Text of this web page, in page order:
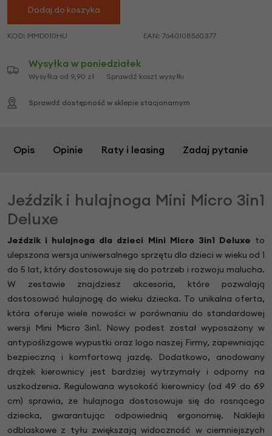
Dodaj do koszyka
KOD: MMD010HU EAN: 7640108560377
Wysyłka w poniedziałek
Wysyłka od 9,90 zł Sprawdź koszt wysyłki
Sprawdź dostępność w sklepie stacjonarnym
Opis Opinie Raty i leasing Zadaj pytanie
Jeździk i hulajnoga Mini Micro 3in1
Deluxe
Jeździk i hulajnoga dla dzieci Mini Micro 3in1 Deluxe to
ulepszona wersja uniwersalnego sprzętu dla dzieci w wieku od 1
do 5 lat, który dostosowuje się do potrzeb i rozwoju malucha.
W zestawie znajdziesz akcesoria, które pozwalają
dostosować hulajnogę do wieku dziecka. To unikalna oferta,
która oferuje wiele nowości w porównaniu do standardowej
wersji Mini Micro 3in1. Nowy podest został wyposażony w
antypoślizgowe wypustki oraz logo naszej Firmy, zapewniając
bezpieczną i komfortową jazdę. Dodatkowo, anodowany
drążek kierownicy jest bardziej wytrzymały i odporny na
uszkodzenia. Regulowana wysokość kierownicy (od 49 do 69
cm) sprawia, że hulajnoga dostosowuje się do rosnącego
dziecka, gwarantując odpowiednią ergonomię. Naklejki
odblaskowe z tyłu zwiększają widoczność w ciemniejszych